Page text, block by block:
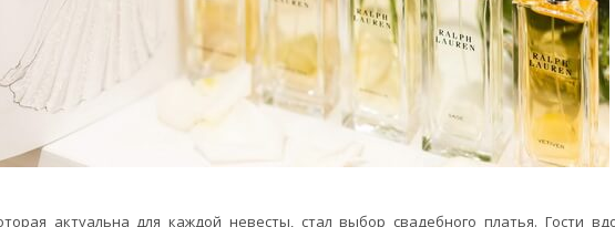
актуальна для каждой невесты, стал выбор свадебного платья. Гости